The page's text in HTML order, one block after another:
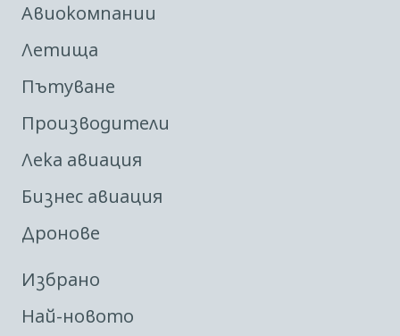
Авиокомпании
Летища
Пътуване
Производители
Лека авиация
Бизнес авиация
Дронове
Избрано
Най-новото